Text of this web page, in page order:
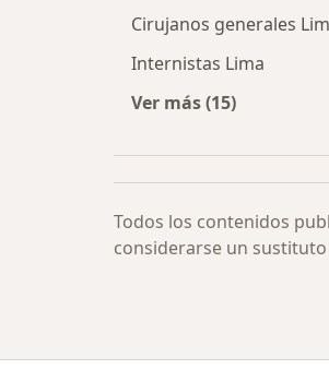
Cirujanos generales
Internistas Lima
Ver más (15)
Todos los contenidos
considerarse un